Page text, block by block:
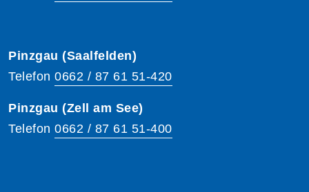
Pinzgau (Saalfelden)
Telefon 0662 / 87 61 51-420
Pinzgau (Zell am See)
Telefon 0662 / 87 61 51-400